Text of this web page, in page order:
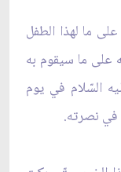
على ما لهذا الطفل
على ما سيقوم به
السّلام في يوم
في نصرته.